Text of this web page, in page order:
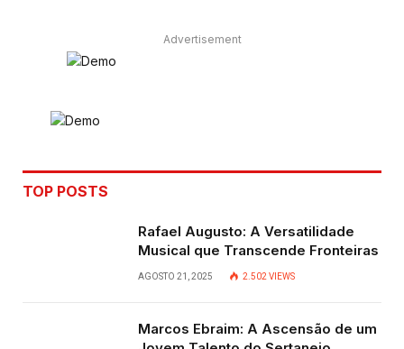
Advertisement
TOP POSTS
Rafael Augusto: A Versatilidade
Musical que Transcende Fronteiras
AGOSTO 21, 2025 2.502 VIEWS
Marcos Ebraim: A Ascensão de um